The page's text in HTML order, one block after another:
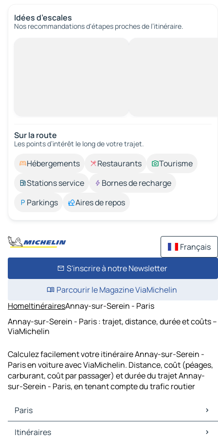
Idées d’escales
Nos recommandations d'étapes proches de l’itinéraire.
Sur la route
Les points d’intérêt le long de votre trajet.
Hébergements Restaurants
Tourisme
Stations service
Bornes de recharge
Parkings
Aires de repos
Français
S'inscrire à notre Newsletter
Parcourir le Magazine ViaMichelin
HomeItinérairesAnnay-sur-Serein - Paris
Annay-sur-Serein - Paris : trajet, distance, durée et coûts –
ViaMichelin
Calculez facilement votre itinéraire Annay-sur-Serein -
Paris en voiture avec ViaMichelin. Distance, coût (péages,
carburant, coût par passager) et durée du trajet Annay-
sur-Serein - Paris, en tenant compte du trafic routier
Paris
Paris Cartes et plans
Itinéraires